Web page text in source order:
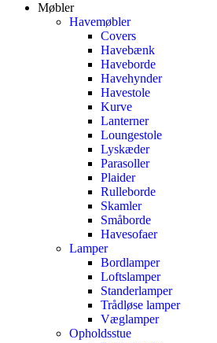
Møbler
Havemøbler
Covers
Havebænk
Haveborde
Havehynder
Havestole
Kurve
Lanterner
Loungestole
Lyskæder
Parasoller
Plaider
Rulleborde
Skamler
Småborde
Havesofaer
Lamper
Bordlamper
Loftslamper
Standerlamper
Trådløse lamper
Væglamper
Opholdsstue